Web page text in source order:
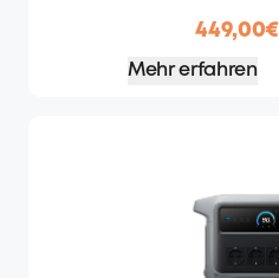
449,00€
Mehr erfahren